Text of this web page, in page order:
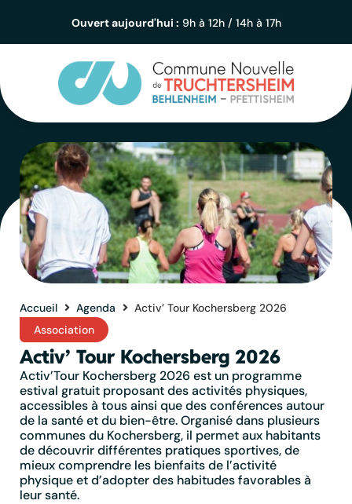
Ouvert aujourd'hui : 9h à 12h / 14h à 17h
Accueil Agenda
Activ’ Tour Kochersberg 2026
Association
Activ’ Tour Kochersberg 2026
Activ’Tour Kochersberg 2026 est un programme
estival gratuit proposant des activités physiques,
accessibles à tous ainsi que des conférences autour
de la santé et du bien-être. Organisé dans plusieurs
communes du Kochersberg, il permet aux habitants
de découvrir différentes pratiques sportives, de
mieux comprendre les bienfaits de l’activité
physique et d’adopter des habitudes favorables à
leur santé.